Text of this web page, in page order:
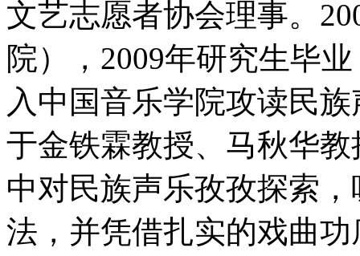
文艺志愿者协会理事。
院），2009年研究生毕
入中国音乐学院攻读民
于金铁霖教授、马秋华
中对民族声乐孜孜探索
法，并凭借扎实的戏曲